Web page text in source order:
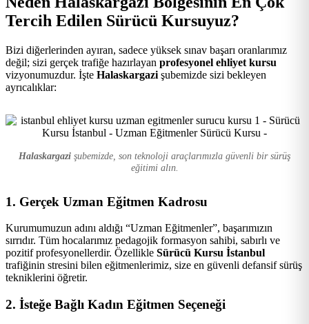
Tercih Edilen Sürücü Kursuyuz?
Bizi diğerlerinden ayıran, sadece yüksek sınav başarı oranlarımız
değil; sizi gerçek trafiğe hazırlayan profesyonel ehliyet kursu
vizyonumuzdur. İşte Halaskargazi şubemizde sizi bekleyen
ayrıcalıklar:
Halaskargazi şubemizde, son teknoloji araçlarımızla güvenli bir sürüş
eğitimi alın.
1. Gerçek Uzman Eğitmen Kadrosu
Kurumumuzun adını aldığı “Uzman Eğitmenler”, başarımızın
sırrıdır. Tüm hocalarımız pedagojik formasyon sahibi, sabırlı ve
pozitif profesyonellerdir. Özellikle Sürücü Kursu İstanbul
trafiğinin stresini bilen eğitmenlerimiz, size en güvenli defansif sürüş
tekniklerini öğretir.
2. İsteğe Bağlı Kadın Eğitmen Seçeneği